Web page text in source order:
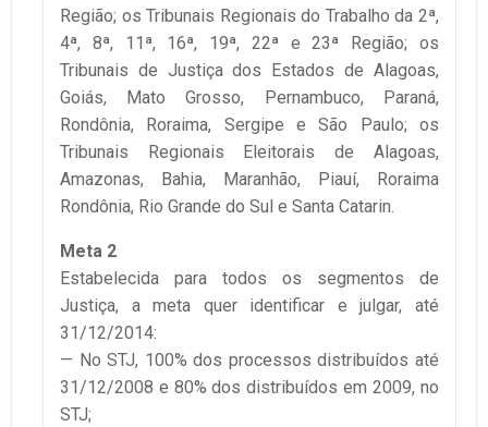
Região; os Tribunais Regionais do Trabalho da 2ª,
4ª, 8ª, 11ª, 16ª, 19ª, 22ª e 23ª Região; os
Tribunais de Justiça dos Estados de Alagoas,
Goiás, Mato Grosso, Pernambuco, Paraná,
Rondônia, Roraima, Sergipe e São Paulo; os
Tribunais Regionais Eleitorais de Alagoas,
Amazonas, Bahia, Maranhão, Piauí, Roraima
Rondônia, Rio Grande do Sul e Santa Catarin.
Meta 2
Estabelecida para todos os segmentos de
Justiça, a meta quer identificar e julgar, até
31/12/2014:
— No STJ, 100% dos processos distribuídos até
31/12/2008 e 80% dos distribuídos em 2009, no
STJ;